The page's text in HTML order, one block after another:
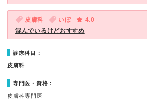
皮膚科 いぼ
4.0
混んでいるけどおすすめ
診療科目：
皮膚科
専門医・資格：
皮膚科専門医